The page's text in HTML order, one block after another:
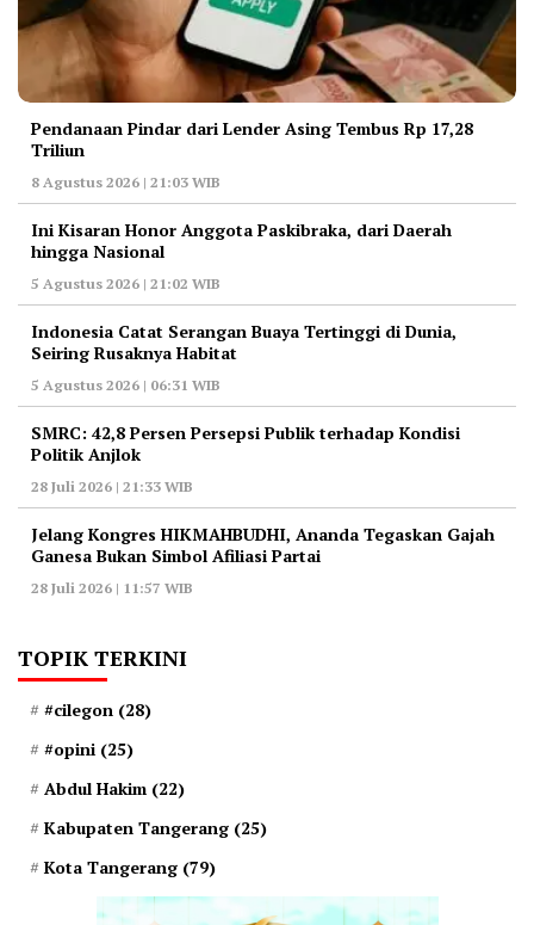
Pendanaan Pindar dari Lender Asing Tembus Rp 17,28
Triliun
8 Agustus 2026 | 21:03 WIB
Ini Kisaran Honor Anggota Paskibraka, dari Daerah
hingga Nasional
5 Agustus 2026 | 21:02 WIB
Indonesia Catat Serangan Buaya Tertinggi di Dunia,
Seiring Rusaknya Habitat
5 Agustus 2026 | 06:31 WIB
‎SMRC: 42,8 Persen Persepsi Publik terhadap Kondisi
Politik Anjlok
28 Juli 2026 | 21:33 WIB
‎Jelang Kongres HIKMAHBUDHI, Ananda Tegaskan Gajah
Ganesa Bukan Simbol Afiliasi Partai
28 Juli 2026 | 11:57 WIB
TOPIK TERKINI
#cilegon (28)
#opini (25)
Abdul Hakim (22)
Kabupaten Tangerang (25)
Kota Tangerang (79)